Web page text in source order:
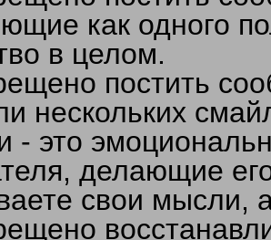
как одного
в целом.
постить
нескольких
- это
делающие
свои мысли,